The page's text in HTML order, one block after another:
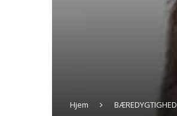
Hjem BÆREDYGTIGHED